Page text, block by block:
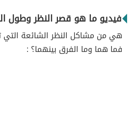
فيديو ما هو قصر النظر وطول
هي من مشاكل النظر الشائعة التي
فما هما وما الفرق بينهما؟ :